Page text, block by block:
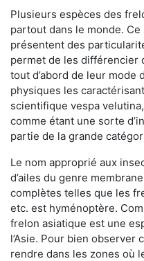
Plusieurs espèces des
partout dans le monde.
présentent des
permet de les différencier
tout d’abord de leur mode
physiques les
scientifique vespa
comme étant une sorte
partie de la grande
Le nom approprié aux
d’ailes du genre
complètes telles que les
etc. est hyménoptère.
frelon asiatique est une
l’Asie. Pour bien observer
rendre dans les zones où